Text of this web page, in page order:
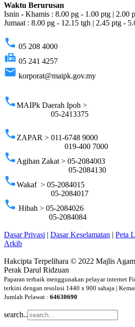
Waktu Berurusan
Isnin - Khamis : 8.00 pg - 1.00 ptg | 2.00
Jumaat : 8.00 pg - 12.15 tgh | 2.45 ptg -
phone 05 208 4000
fax 05 241 4257
email korporat@maipk.gov.my
phoneMAIPk Daerah Ipoh >
05-2413375
phone ZAPAR > 011-6748 9000
019-400 7000
phone Agihan Zakat > 05-2084003
05-2084130
phoneWakaf > 05-2084015
05-2084017
phone Hibah > 05-2084026
05-2084084
Dasar Privasi | Dasar Keselamatan | Peta
Arkib
Hakcipta Terpelihara © 2022 Majlis
Perak Darul Ridzuan
Paparan terbaik menggunakan pelayar internet
terkini dengan resolusi 1440 x 900 sahaja |
Jumlah Pelawat : 64630690
search..